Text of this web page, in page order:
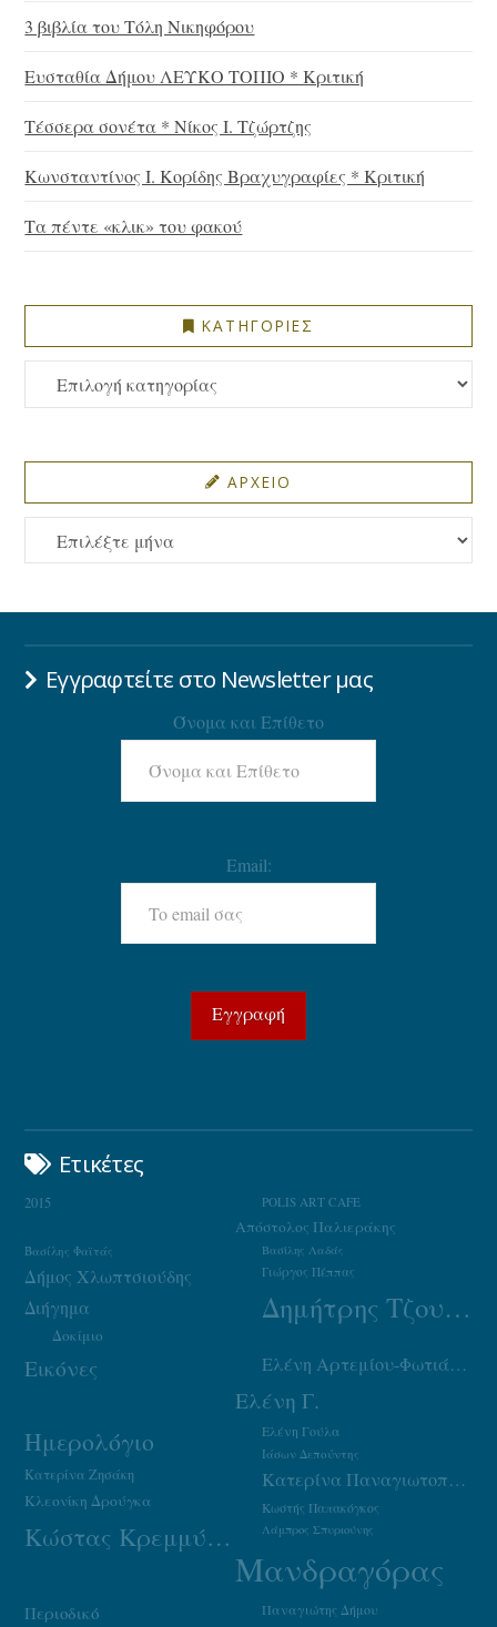
3 βιβλία του Τόλη Νικηφόρου
Ευσταθία Δήμου ΛΕΥΚΟ ΤΟΠΙΟ * Κριτική
Τέσσερα σονέτα * Νίκος Ι. Τζώρτζης
Κωνσταντίνος Ι. Κορίδης Βραχυγραφίες * Κριτική
Τα πέντε «κλικ» του φακού
ΚΑΤΗΓΟΡΙΕΣ
ΚΑΤΗΓΟΡΙΕΣ
ΑΡΧΕΙΟ
ΑΡΧΕΙΟ
Εγγραφτείτε στο Newsletter μας
Όνομα και Επίθετο
Email:
Ετικέτες
2015 POLIS ART CAFE
Απόστολος Παλιεράκης
Βασίλης Λαδάς
Βασίλης Φαϊτάς
Γιώργος Πέππας
Δήμος Χλωπτσιούδης
Δημήτρης Τζουμάκας
Διήγημα
Δοκίμιο
Εικόνες Ελένη Αρτεμίου-Φωτιάδου
Ελένη Γ.
Ελένη Γούλα
Ημερολόγιο Ιάσων Δεπούντης
Κατερίνα Ζησάκη Κατερίνα Παναγιωτοπούλου
Κλεονίκη Δρούγκα Κωστής Παπακόγκος
Κώστας Κρεμμύδας Λάμπρος Σπυριούνης
Μανδραγόρας
Παναγιώτης Δήμου
Περιοδικό